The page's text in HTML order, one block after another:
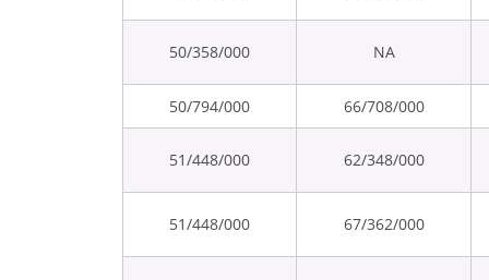
NA
50/358/000
66/708/000
50/794/000
62/348/000
51/448/000
67/362/000
51/448/000